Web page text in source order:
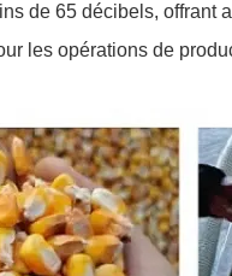
de 65 décibels,
les opérations de